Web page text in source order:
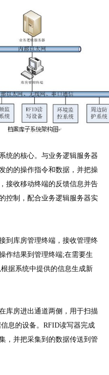
的核心。与业务逻辑服务器
的的操作指令和数据，并把操
接收移动终端的反馈信息并告
控制，配合业务逻辑服务器实
库房管理终端，接收管理终
作结果到管理终端;在需要生
据系统中提供的信息生成新
房进出通道两侧，用于扫描
息的设备。RFID读写器完成
，并把采集到的数据传送到管